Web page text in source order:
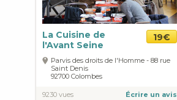
La Cuisine de
l'Avant Seine
19€
Parvis des droits de l'Homme - 88 rue
Saint Denis
92700 Colombes
9230 vues Écrire un avis